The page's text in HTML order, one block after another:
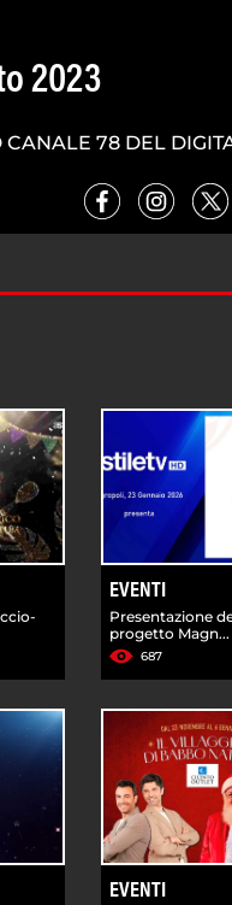
2023
CANALE 78 DEL
EVENTI
Presentazione
progetto Magn...
687
EVENTI